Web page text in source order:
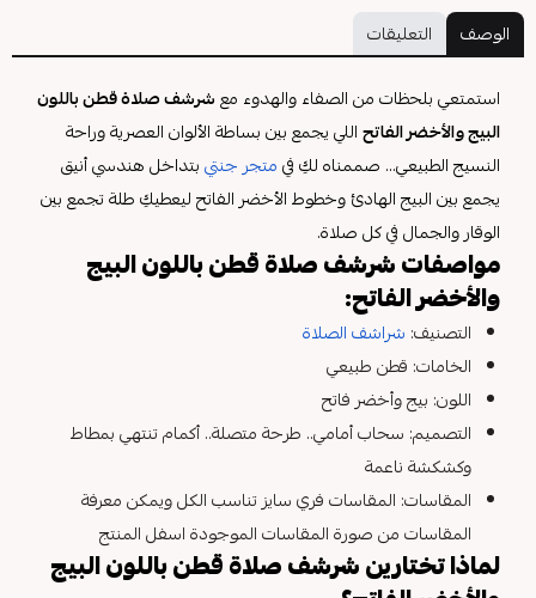
الوصف التعليقات
استمتعي بلحظات من الصفاء والهدوء معشرشف صلاة قطن باللون
البيج والأخضر الفاتحاللي يجمع بين بساطة الألوان العصرية وراحة
النسيج الطبيعي... صممناه لكِ فيمتجر جنتيبتداخل هندسي أنيق
يجمع بين البيج الهادئ وخطوط الأخضر الفاتح ليعطيكِ طلة تجمع بين
الوقار والجمال في كل صلاة.
مواصفات شرشف صلاة قطن باللون البيج
والأخضر الفاتح:
التصنيف: شراشف الصلاة
الخامات: قطن طبيعي
اللون: بيج وأخضر فاتح
التصميم: سحاب أمامي.. طرحة متصلة.. أكمام تنتهي بمطاط
وكشكشة ناعمة
المقاسات: المقاسات فري سايز تناسب الكل ويمكن معرفة
المقاسات من صورة المقاسات الموجودة اسفل المنتج
لماذا تختارين شرشف صلاة قطن باللون البيج